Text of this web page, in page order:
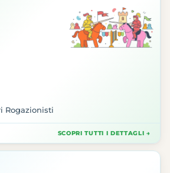
Rogazionisti
SCOPRI TUTTI I DETTAGLI →